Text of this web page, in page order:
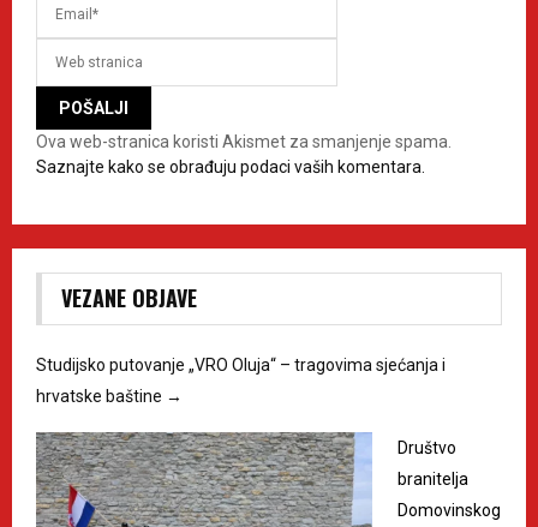
Ova web-stranica koristi Akismet za smanjenje spama.
Saznajte kako se obrađuju podaci vaših komentara.
VEZANE OBJAVE
Studijsko putovanje „VRO Oluja“ – tragovima sjećanja i
hrvatske baštine →
Društvo
branitelja
Domovinskog